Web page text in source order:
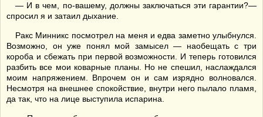
— И в чем, по-вашему, должны заключаться эти гарантии?—
спросил я и затаил дыхание.
Ракс Минникс посмотрел на меня и едва заметно улыбнулся.
Возможно, он уже понял мой замысел — наобещать с три
короба и сбежать при первой возможности. И теперь готовился
разбить все мои коварные планы. Но не спешил, наслаждался
моим напряжением. Впрочем он и сам изрядно волновался.
Несмотря на внешнее спокойствие, внутри него пылало пламя,
да так, что на лице выступила испарина.